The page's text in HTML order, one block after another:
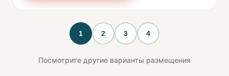
1 2 3 4
Посмотрите другие варианты размещения